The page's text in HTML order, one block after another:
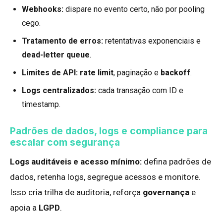
Webhooks: dispare no evento certo, não por pooling
cego.
Tratamento de erros: retentativas exponenciais e
dead-letter queue.
Limites de API: rate limit, paginação e backoff.
Logs centralizados: cada transação com ID e
timestamp.
Padrões de dados, logs e compliance para
escalar com segurança
Logs auditáveis e acesso mínimo: defina padrões de
dados, retenha logs, segregue acessos e monitore.
Isso cria trilha de auditoria, reforça governança e
apoia a LGPD.